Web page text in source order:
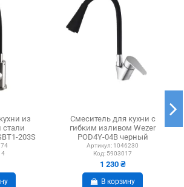
из
203S
Смеситель для кухни с
гибким изливом Wezer
POD4Y-04B черный
Артикул: 1046230
Код: 5903017
1 230 ₴
В корзину